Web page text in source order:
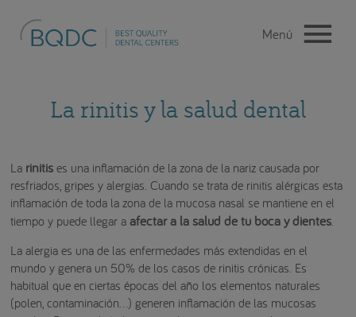
La rinitis y la salud dental
La rinitises una inflamación de la zona de la nariz causada por
resfriados, gripes y alergias. Cuando se trata de rinitis alérgicas esta
inflamación de toda la zona de la mucosa nasal se mantiene en el
tiempo y puede llegar a afectar a la salud de tu boca y dientes.
La alergia es una de las enfermedades más extendidas en el
mundo y genera un 50% de los casos de rinitis crónicas. Es
habitual que en ciertas épocas del año los elementos naturales
(polen, contaminación…) generen inflamación de las mucosas